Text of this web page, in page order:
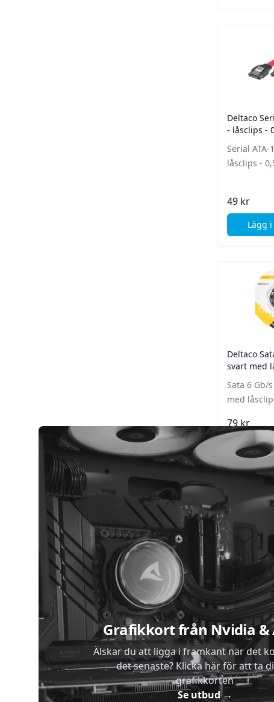
Deltaco
- låsclips -
Serial ATA-
låsclips -
49 kr
Lägg
Deltaco
svart med
Sata 6 Gb/
med
79 kr
Lägg i
Grafikkort från Nvidia &
Älskar du att ligga i framkant när det
det senaste? Klicka här för att ta
grafikkorten
Se utbud→